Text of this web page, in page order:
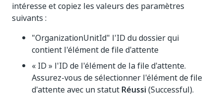
intéresse et copiez les valeurs des paramètres
suivants :
"OrganizationUnitId" l'ID du dossier qui
contient l'élément de file d'attente
« ID » l'ID de l'élément de la file d'attente.
Assurez-vous de sélectionner l'élément de file
d'attente avec un statut Réussi (Successful).